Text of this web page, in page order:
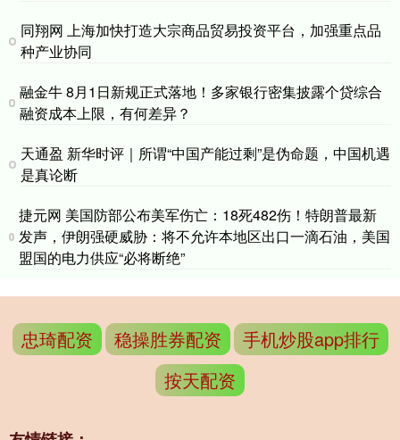
同翔网 上海加快打造大宗商品贸易投资平台，加强重点品
种产业协同
融金牛 8月1日新规正式落地！多家银行密集披露个贷综合
融资成本上限，有何差异？
天通盈 新华时评｜所谓“中国产能过剩”是伪命题，中国机遇
是真论断
捷元网 美国防部公布美军伤亡：18死482伤！特朗普最新
发声，伊朗强硬威胁：将不允许本地区出口一滴石油，美国
盟国的电力供应“必将断绝”
忠琦配资 稳操胜券配资
手机炒股app排行
按天配资